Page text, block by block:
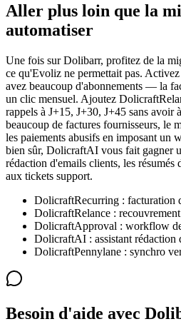
Aller plus loin que la
automatiser
Une fois sur Dolibarr, profitez de la
ce qu'Evoliz ne permettait pas.
avez beaucoup d'abonnements — la
un clic mensuel. Ajoutez
rappels à J+15, J+30, J+45 sans avoir
beaucoup de factures fournisseurs, le
les paiements abusifs en imposant
bien sûr, DolicraftAI vous fait gagner
rédaction d'emails clients, les résumés
aux tickets support.
DolicraftRecurring : facturation
DolicraftRelance :
DolicraftApproval : workflow
DolicraftAI : assistant rédaction
DolicraftPennylane : synchro
Besoin d'aide avec